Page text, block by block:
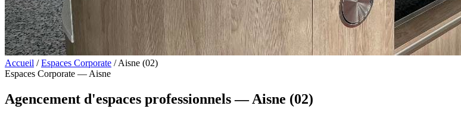
Accueil / Espaces Corporate / Aisne (02)
Espaces Corporate — Aisne
Agencement d'espaces professionnels — Aisne (02)